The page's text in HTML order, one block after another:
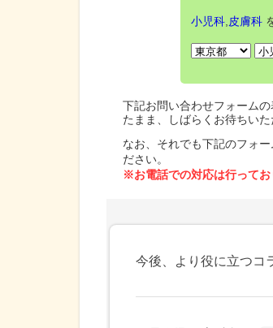
小児科,皮膚科
下記お問い合わせフォーム
たまま、しばらくお待ちい
なお、それでも下記のフォ
ださい。
※お電話での対応は行ってお